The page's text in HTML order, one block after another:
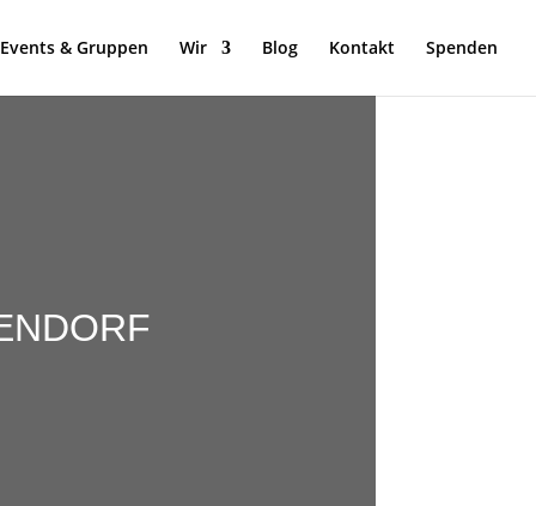
Events & Gruppen Wir Blog Kontakt Spenden